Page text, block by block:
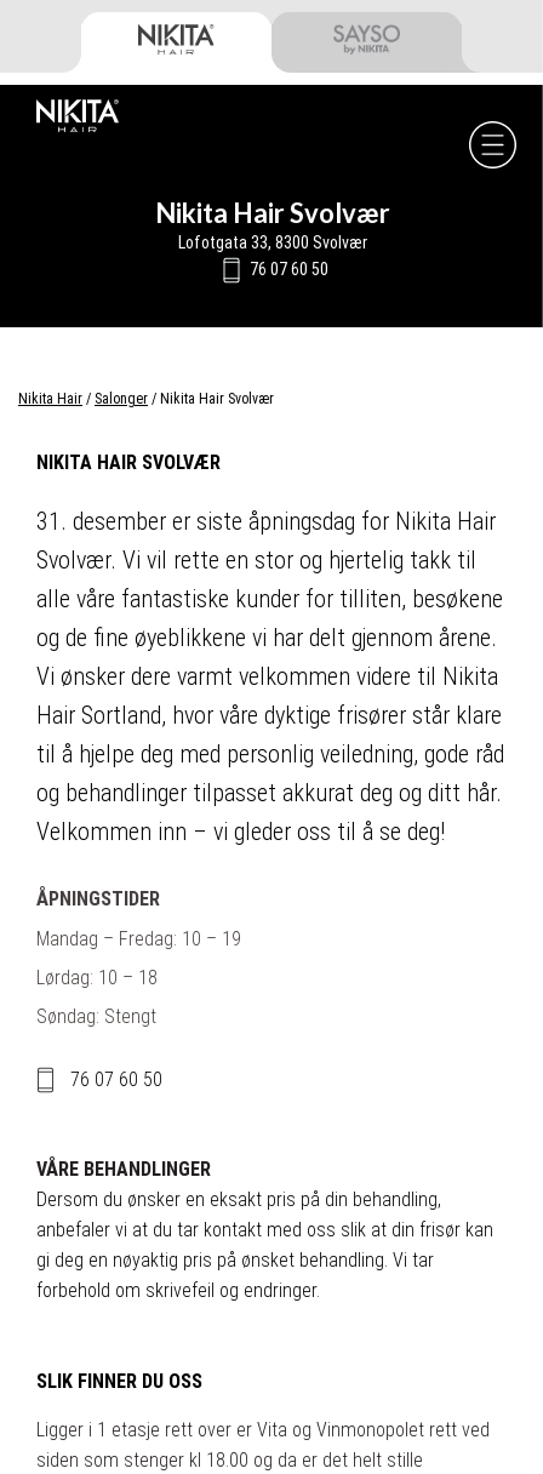
primary
navigation
main
content
footer
Nikita Hair Svolvær
Lofotgata 33, 8300 Svolvær
76 07 60 50
Nikita Hair / Salonger / Nikita Hair Svolvær
NIKITA HAIR SVOLVÆR
31. desember er siste åpningsdag for Nikita Hair
Svolvær. Vi vil rette en stor og hjertelig takk til
alle våre fantastiske kunder for tilliten, besøkene
og de fine øyeblikkene vi har delt gjennom årene.
Vi ønsker dere varmt velkommen videre til Nikita
Hair Sortland, hvor våre dyktige frisører står klare
til å hjelpe deg med personlig veiledning, gode råd
og behandlinger tilpasset akkurat deg og ditt hår.
Velkommen inn – vi gleder oss til å se deg!
ÅPNINGSTIDER
Mandag – Fredag: 10 – 19
Lørdag: 10 – 18
Søndag: Stengt
76 07 60 50
VÅRE BEHANDLINGER
Dersom du ønsker en eksakt pris på din behandling,
anbefaler vi at du tar kontakt med oss slik at din frisør kan
gi deg en nøyaktig pris på ønsket behandling. Vi tar
forbehold om skrivefeil og endringer.
SLIK FINNER DU OSS
Ligger i 1 etasje rett over er Vita og Vinmonopolet rett ved
siden som stenger kl 18.00 og da er det helt stille